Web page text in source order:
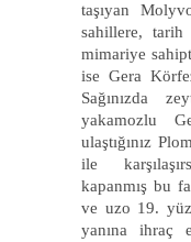
taşıyan
sahillere,
mimariye
ise Gera
Sağınızda
yakamozlu
ulaştığınız
ile
kapanmış bu
ve uzo 19.
yanına ihraç